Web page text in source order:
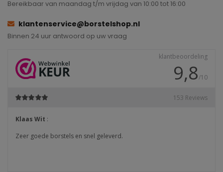
Bereikbaar van maandag t/m vrijdag van 10:00 tot 16:00
klantenservice@borstelshop.nl
Binnen 24 uur antwoord op uw vraag